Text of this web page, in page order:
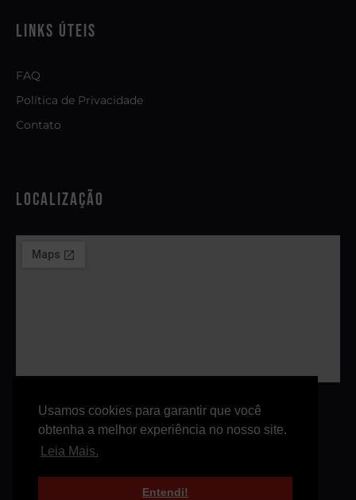
Usamos cookies para garantir que você
obtenha a melhor experiência no nosso site.
Leia Mais.
Entendi!
Links úteis
FAQ
Política de Privacidade
Contato
Localização
© 2023 FKTB. Todos os direitos reservados.
Mandacaru